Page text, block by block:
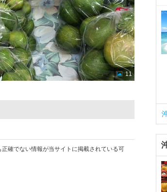
11
確でない情報が当サイトに掲載されている可